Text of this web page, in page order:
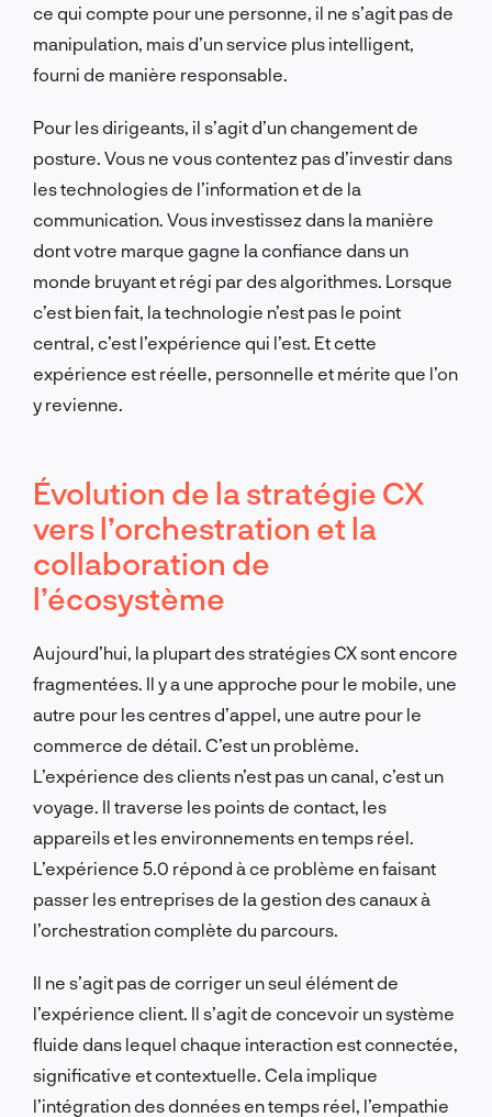
ce qui compte pour une personne, il ne s’agit pas de
manipulation, mais d’un service plus intelligent,
fourni de manière responsable.
Pour les dirigeants, il s’agit d’un changement de
posture. Vous ne vous contentez pas d’investir dans
les technologies de l’information et de la
communication. Vous investissez dans la manière
dont votre marque gagne la confiance dans un
monde bruyant et régi par des algorithmes. Lorsque
c’est bien fait, la technologie n’est pas le point
central, c’est l’expérience qui l’est. Et cette
expérience est réelle, personnelle et mérite que l’on
y revienne.
Évolution de la stratégie CX
vers l’orchestration et la
collaboration de
l’écosystème
Aujourd’hui, la plupart des stratégies CX sont encore
fragmentées. Il y a une approche pour le mobile, une
autre pour les centres d’appel, une autre pour le
commerce de détail. C’est un problème.
L’expérience des clients n’est pas un canal, c’est un
voyage. Il traverse les points de contact, les
appareils et les environnements en temps réel.
L’expérience 5.0 répond à ce problème en faisant
passer les entreprises de la gestion des canaux à
l’orchestration complète du parcours.
Il ne s’agit pas de corriger un seul élément de
l’expérience client. Il s’agit de concevoir un système
fluide dans lequel chaque interaction est connectée,
significative et contextuelle. Cela implique
l’intégration des données en temps réel, l’empathie